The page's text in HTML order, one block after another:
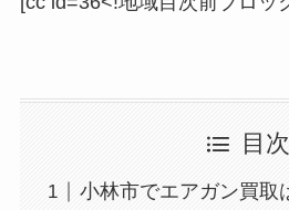
目次
小林市でエアガン買取